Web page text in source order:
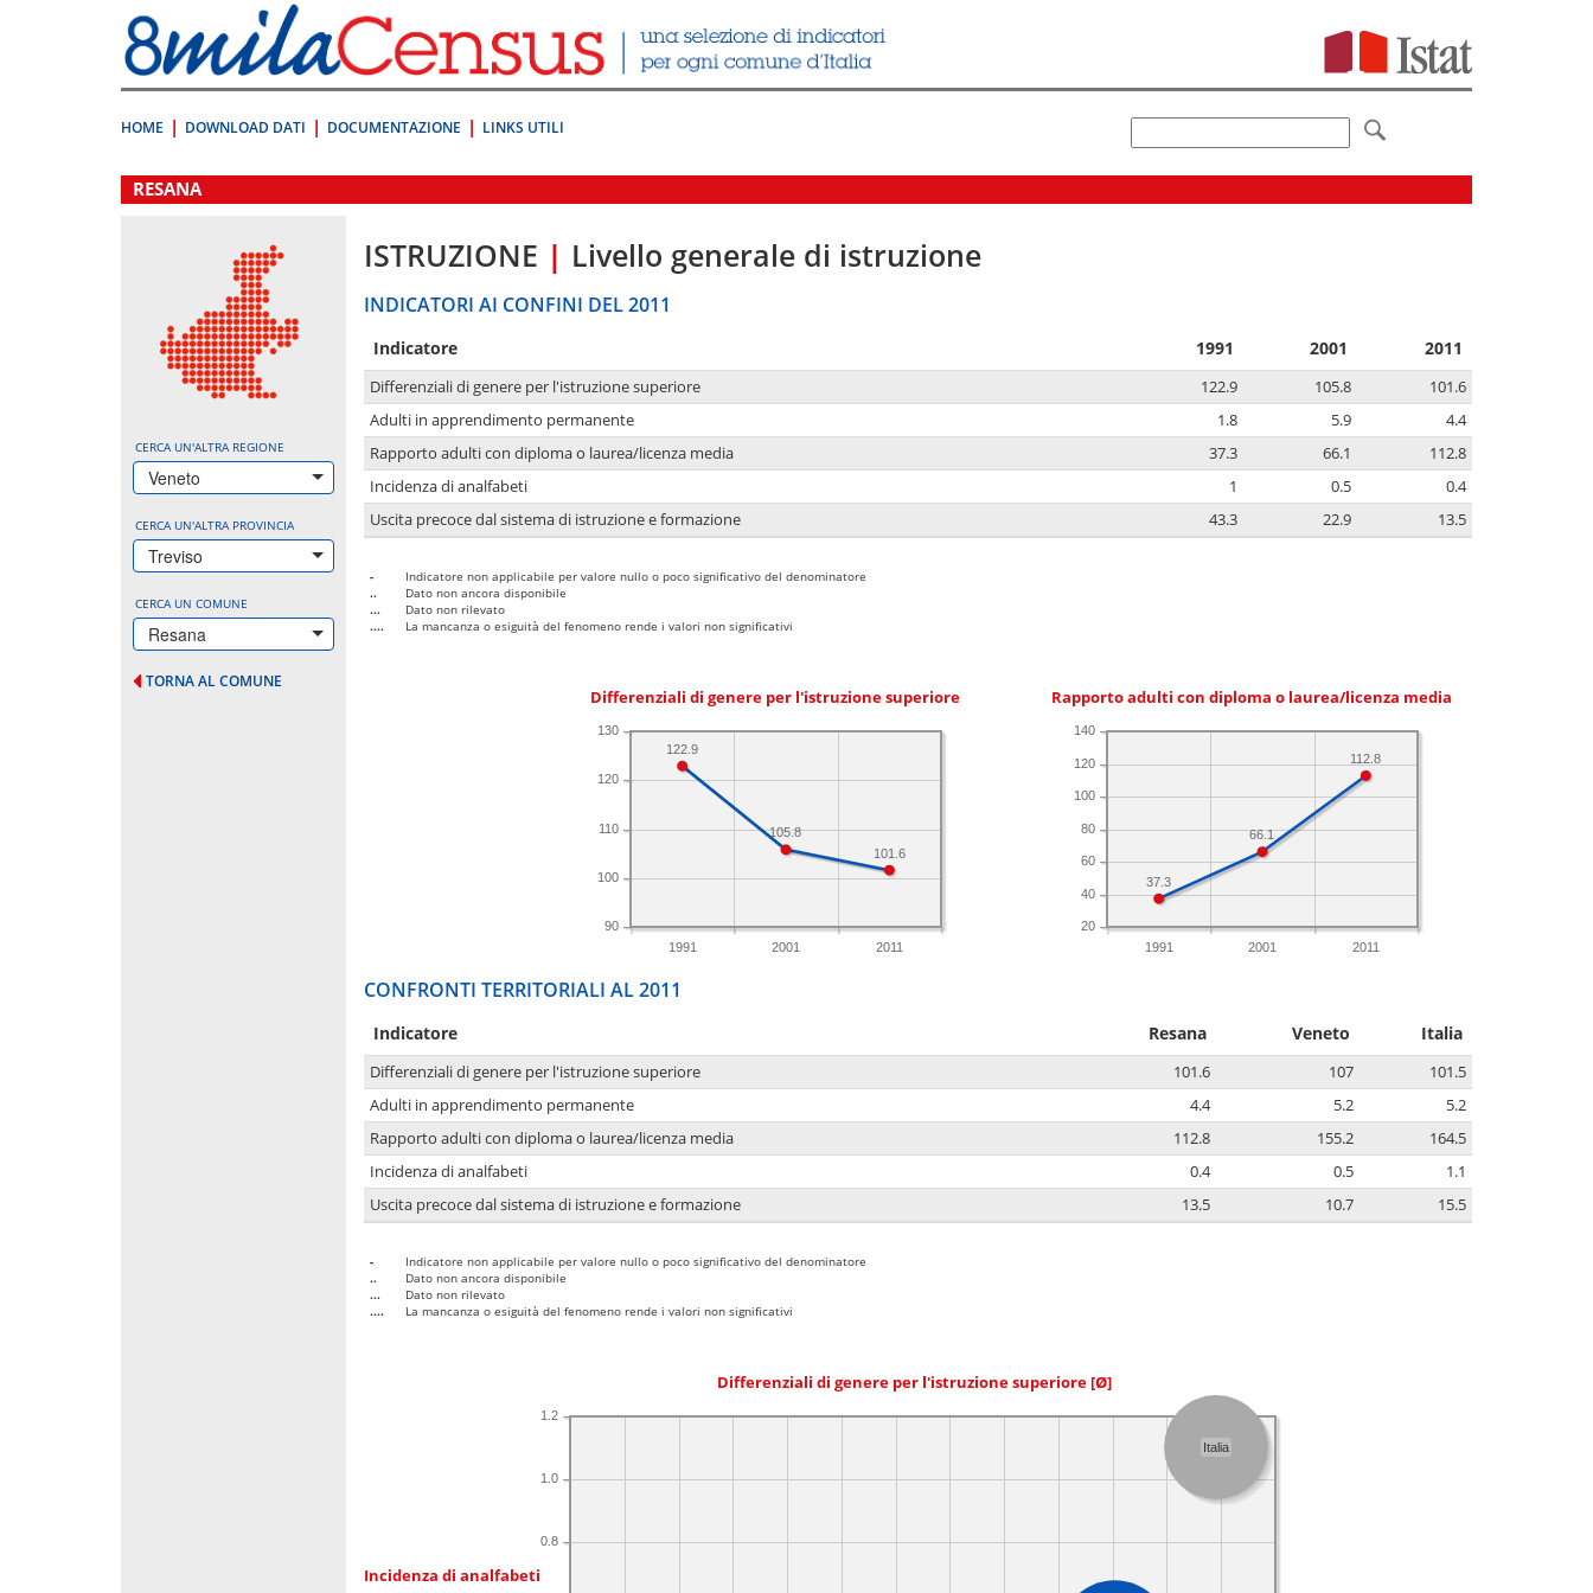
direttamente
a:
Contenuto
HOME DOWNLOAD DATI DOCUMENTAZIONE LINKS UTILI
.
RESANA
CERCA UN'ALTRA REGIONE
Veneto
CERCA UN'ALTRA PROVINCIA
Treviso
CERCA UN COMUNE
Resana
TORNA AL COMUNE
ISTRUZIONE | Livello generale di istruzione
INDICATORI AI CONFINI DEL 2011
Indicatore 1991 2001 2011
Differenziali di genere per l'istruzione superiore 122.9 105.8
101.6
Adulti in apprendimento permanente
1.8 5.9
4.4
Rapporto adulti con diploma o laurea/licenza media
37.3 66.1
112.8
Incidenza di analfabeti
1 0.5
0.4
Uscita precoce dal sistema di istruzione e formazione
43.3 22.9 13.5
-
Indicatore non applicabile per valore nullo o poco significativo del denominatore
..
Dato non ancora disponibile
...
Dato non rilevato
....
La mancanza o esiguità del fenomeno rende i valori non significativi
Differenziali di genere per l'istruzione superiore
1991 2001 2011
90
100
110
120
130
101.6
105.8
122.9
Rapporto adulti con diploma o laurea/licenza media
1991 2001 2011
20
40
60
80
100
120
140
112.8
66.1
37.3
CONFRONTI TERRITORIALI AL 2011
Indicatore Resana Veneto Italia
Differenziali di genere per l'istruzione superiore 101.6 107
101.5
Adulti in apprendimento permanente
4.4 5.2
5.2
Rapporto adulti con diploma o laurea/licenza media
112.8 155.2
164.5
Incidenza di analfabeti
0.4 0.5
1.1
Uscita precoce dal sistema di istruzione e formazione
13.5 10.7 15.5
-
Indicatore non applicabile per valore nullo o poco significativo del denominatore
..
Dato non ancora disponibile
...
Dato non rilevato
....
La mancanza o esiguità del fenomeno rende i valori non significativi
Differenziali di genere per l'istruzione superiore [Ø]
Incidenza di analfabeti
0.8
1.0
1.2
Italia